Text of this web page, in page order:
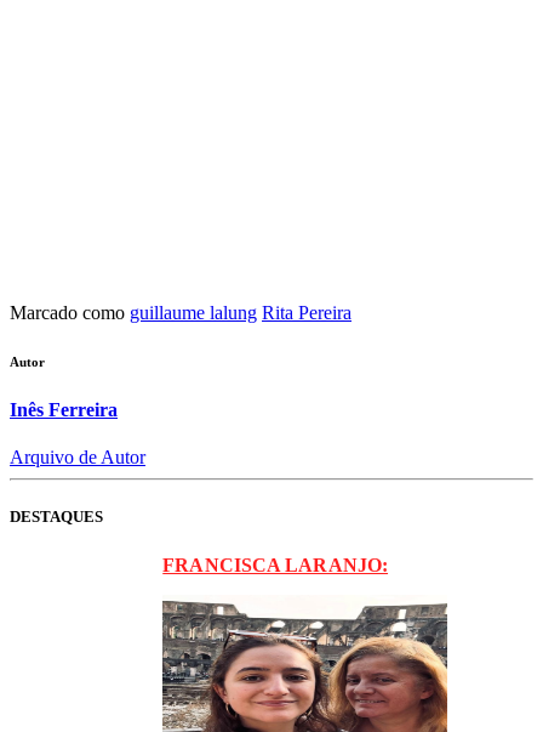
Marcado como guillaume lalung Rita Pereira
Autor
Inês Ferreira
Arquivo de Autor
DESTAQUES
FRANCISCA LARANJO: